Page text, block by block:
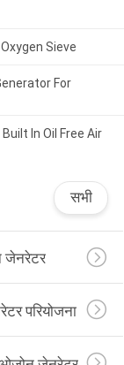
Sieve
For
In Oil Free Air
सभी
परियोजना